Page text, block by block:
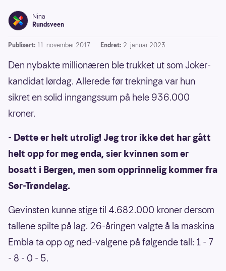
Nina
Rundsveen
Publisert: 11. november 2017 Endret: 2. januar 2023
Den nybakte millionæren ble trukket ut som Joker-
kandidat lørdag. Allerede før trekninga var hun
sikret en solid inngangssum på hele 936.000
kroner.
- Dette er helt utrolig! Jeg tror ikke det har gått
helt opp for meg enda, sier kvinnen som er
bosatt i Bergen, men som opprinnelig kommer fra
Sør-Trøndelag.
Gevinsten kunne stige til 4.682.000 kroner dersom
tallene spilte på lag. 26-åringen valgte å la maskina
Embla ta opp og ned-valgene på følgende tall: 1 - 7
- 8 - 0 - 5.